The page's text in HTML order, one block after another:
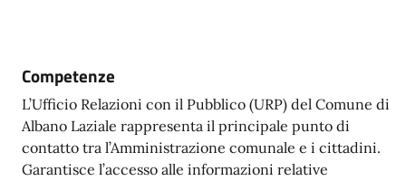
Competenze
L’Ufficio Relazioni con il Pubblico (URP) del Comune di
Albano Laziale rappresenta il principale punto di
contatto tra l’Amministrazione comunale e i cittadini.
Garantisce l’accesso alle informazioni relative